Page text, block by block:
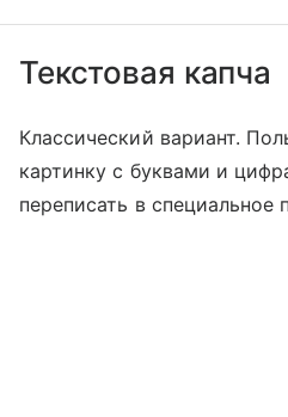
Текстовая капча
Классический вариант.
картинку с буквами и
переписать в специальное